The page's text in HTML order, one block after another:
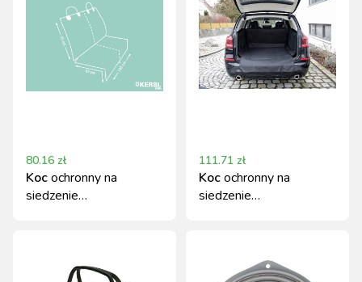
80.16 zł
Kocochronny na
siedzenie
111.71 zł
Kocochronny na
siedzenie